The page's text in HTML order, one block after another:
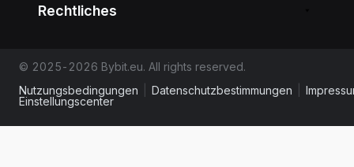
Rechtliches
© 2025-2026 Bybit.eu. All rights reserved.
Nutzungsbedingungen
Datenschutzbestimmungen
Einstellungscenter